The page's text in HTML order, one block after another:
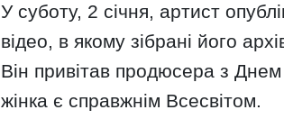
У суботу, 2 січня, артист
відео, в якому зібрані його
Він привітав продюсера з
жінка є справжнім Всесвітом.